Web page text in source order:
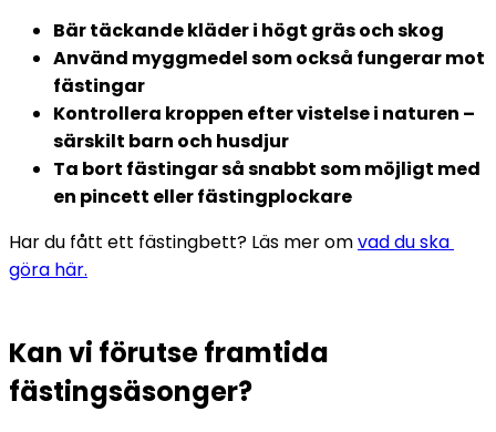
Bär täckande kläder i högt gräs och skog
Använd myggmedel som också fungerar mot
fästingar
Kontrollera kroppen efter vistelse i naturen –
särskilt barn och husdjur
Ta bort fästingar så snabbt som möjligt med
en pincett eller fästingplockare
Har du fått ett fästingbett? Läs mer om vad du ska
göra här.
Kan vi förutse framtida
fästingsäsonger?